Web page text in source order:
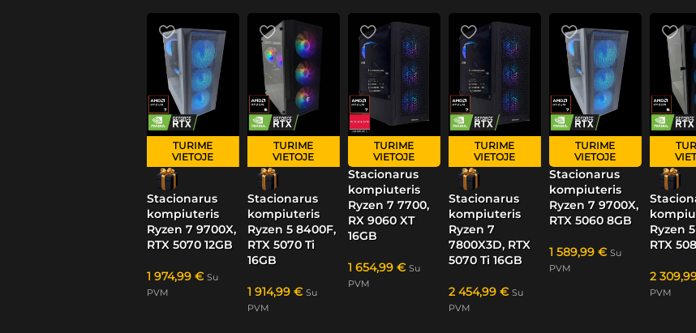
TURIME
VIETOJE
Stacionarus
kompiuteris
Ryzen 7 9700X,
RTX 5070 12GB
1 974,99 € Su
PVM
TURIME
VIETOJE
Stacionarus
kompiuteris
Ryzen 5 8400F,
RTX 5070 Ti
16GB
1 914,99 € Su
PVM
TURIME
VIETOJE
Stacionarus
kompiuteris
Ryzen 7 7700,
RX 9060 XT
16GB
1 654,99 € Su
PVM
TURIME
VIETOJE
Stacionarus
kompiuteris
Ryzen 7
7800X3D, RTX
5070 Ti 16GB
2 454,99 € Su
PVM
TURIME
VIETOJE
Stacionarus
kompiuteris
Ryzen 7 9700X,
RTX 5060 8GB
1 589,99 € Su
PVM
Ryzen
RTX
2
PVM